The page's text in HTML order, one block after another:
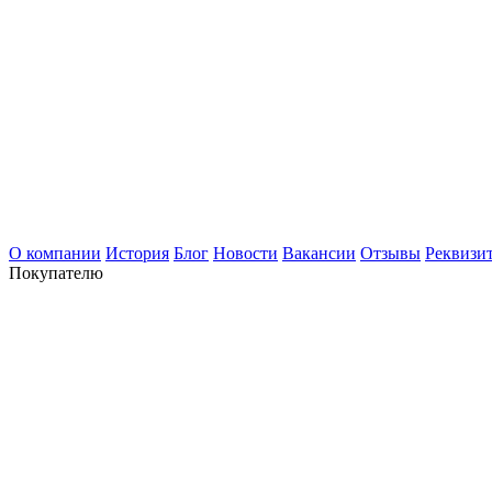
О компании История Блог Новости Вакансии Отзывы
Покупателю